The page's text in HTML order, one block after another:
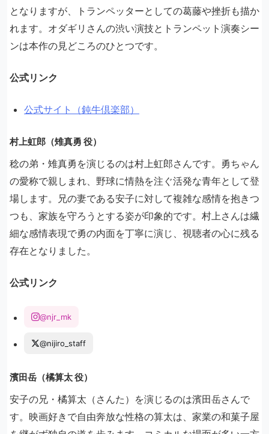
となりますが、トランペッターとしての葛藤や挫折も描か
れます。オダギリさんの渋い演技とトランペット演奏シー
ンは本作の見どころのひとつです。
公式リンク
公式サイト（鈍牛倶楽部）
村上虹郎（雉真勇 役）
稔の弟・雉真勇を演じるのは村上虹郎さんです。勇ちゃん
の愛称で親しまれ、野球に情熱を注ぐ活発な青年として登
場します。兄の妻である安子に対して複雑な感情を抱きつ
つも、家族を守ろうとする姿が印象的です。村上さんは繊
細な感情表現で勇の内面を丁寧に演じ、視聴者の心に残る
存在となりました。
公式リンク
@njr_mk
@nijiro_staff
濱田岳（橘算太 役）
安子の兄・橘算太（さんた）を演じるのは濱田岳さんで
す。映画好きで自由奔放な性格の算太は、家業の和菓子屋